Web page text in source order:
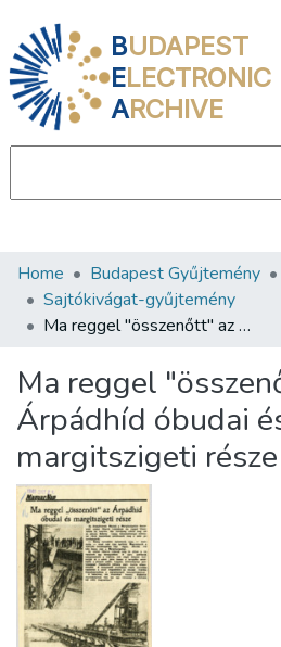
BUDAPEST
ELECTRONIC
ARCHIVE
Communities & Collections
All of DSpace
About us
Home Budapest Gyűjtemény
Sajtókivágat-gyűjtemény
Ma reggel "összenőtt" az Árpádhíd óbudai és margitszigeti része
Ma reggel
Árpádhíd óbudai
margitszigeti része